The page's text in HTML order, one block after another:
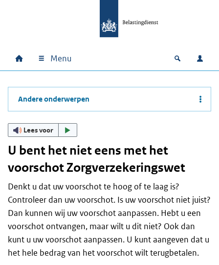
Hoofdnavigatie
Home Menu Open
Andere onderwerpen
Lees voor
U bent het niet eens met het
voorschot Zorgverzekeringswet
Denkt u dat uw voorschot te hoog of te laag is?
Controleer dan uw voorschot. Is uw voorschot niet juist?
Dan kunnen wij uw voorschot aanpassen. Hebt u een
voorschot ontvangen, maar wilt u dit niet? Ook dan
kunt u uw voorschot aanpassen. U kunt aangeven dat u
het hele bedrag van het voorschot wilt terugbetalen.